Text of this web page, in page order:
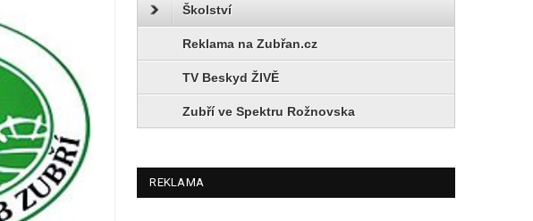
Školství
Reklama na Zubřan.cz
TV Beskyd ŽIVĚ
Zubří ve Spektru Rožnovska
REKLAMA